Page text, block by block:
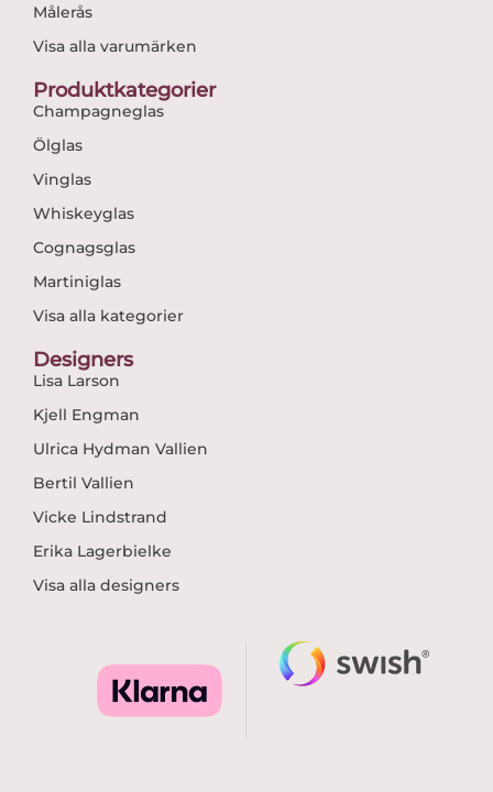
Målerås
Visa alla varumärken
Produktkategorier
Champagneglas
Ölglas
Vinglas
Whiskeyglas
Cognagsglas
Martiniglas
Visa alla kategorier
Designers
Lisa Larson
Kjell Engman
Ulrica Hydman Vallien
Bertil Vallien
Vicke Lindstrand
Erika Lagerbielke
Visa alla designers